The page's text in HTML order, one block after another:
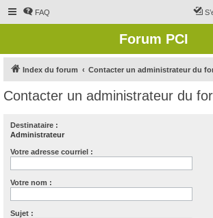
FAQ
Forum PCI
Index du forum Contacter un administrateur du
Contacter un administrateur du
Destinataire :
Administrateur
Votre adresse courriel :
Votre nom :
Sujet :